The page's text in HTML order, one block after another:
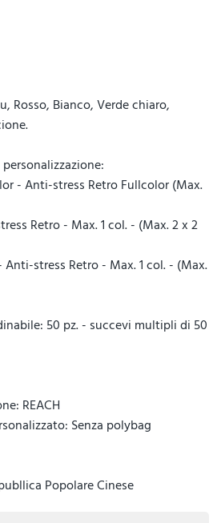
Rosso, Bianco, Verde chiaro,
- Anti-stress Retro Fullcolor (Max.
Retro - Max. 1 col. - (Max. 2 x 2
stress Retro - Max. 1 col. - (Max.
50 pz. - succevi multipli di 50
REACH
Senza polybag
Popolare Cinese